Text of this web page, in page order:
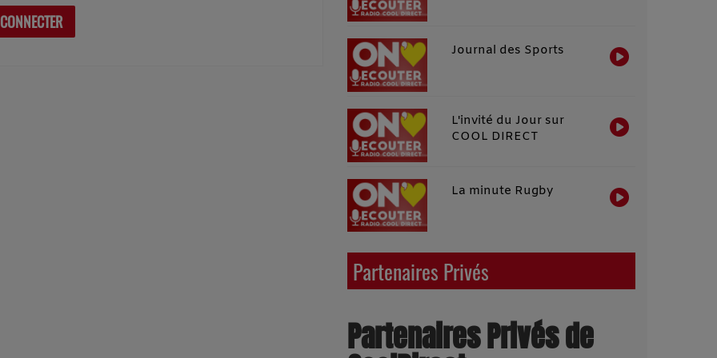
Journal des Sports
L'invité du Jour sur
COOL DIRECT
La minute Rugby
Partenaires Privés
Partenaires Privés de